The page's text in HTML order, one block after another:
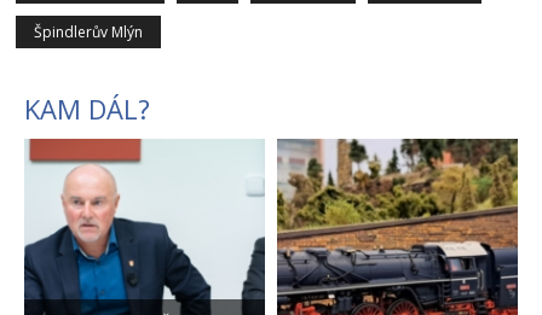
Špindlerův Mlýn
KAM DÁL?